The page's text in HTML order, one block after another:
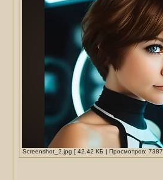
Screenshot_2.jpg [ 42.42 КБ | Просмотров: